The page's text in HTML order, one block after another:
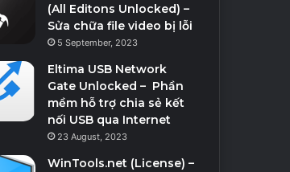
(All Editons Unlocked) –
Sửa chữa file video bị lỗi
5 September, 2023
Eltima USB Network
Gate Unlocked – Phần
mềm hỗ trợ chia sẻ kết
nối USB qua Internet
23 August, 2023
WinTools.net (License) –